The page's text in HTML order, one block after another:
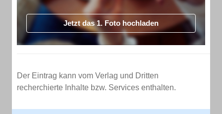
Jetzt das 1. Foto hochladen
Der Eintrag kann vom Verlag und Dritten
recherchierte Inhalte bzw. Services enthalten.